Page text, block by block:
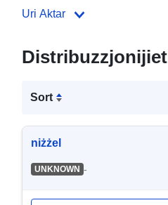
Uri Aktar
Distribuzzjonijiet
Sort
niżżel
UNKNOWN -